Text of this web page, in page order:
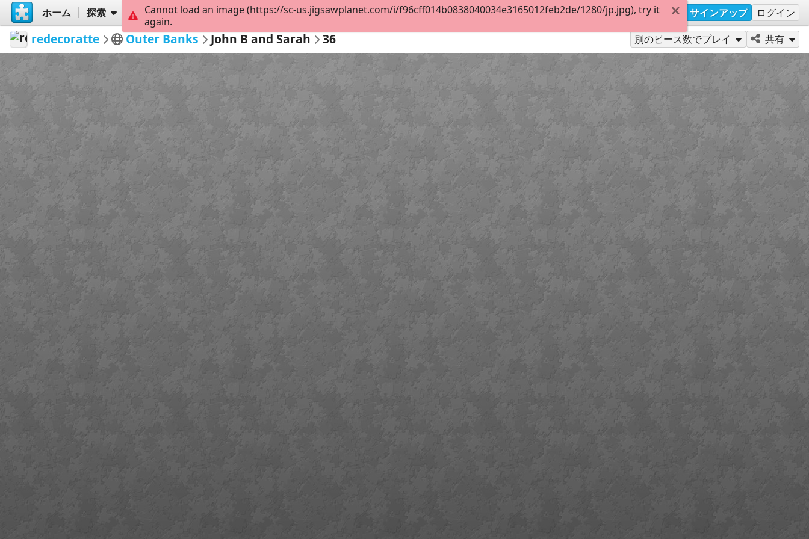
ホーム 探索 作成 サインアップ ログイン
redecoratte Outer Banks John B and Sarah 36 別のピース数でプレイ 共有
Cannot load an image (https://sc-us.jigsawplanet.com/i/f96cff014b0838040034e3165012feb2de/1280/jp.jpg), try it
again.